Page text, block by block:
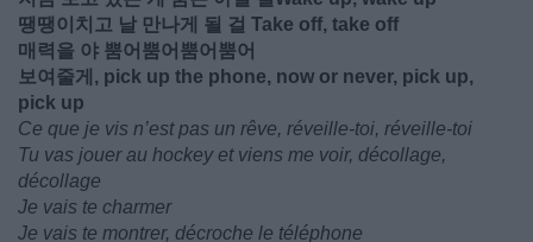
땡땡이치고 날 만나게 될 걸 Take off, take off
매력을 야 뿜어뿜어뿜어뿜어
보여줄게, pick up the phone, now or never, pick up,
pick up
Ce que je vis n’est pas un rêve, réveille-toi, réveille-toi
Tu vas jouer au hockey et viens me voir, décollage,
décollage
Je vais te charmer
Je vais te montrer, décroche le téléphone